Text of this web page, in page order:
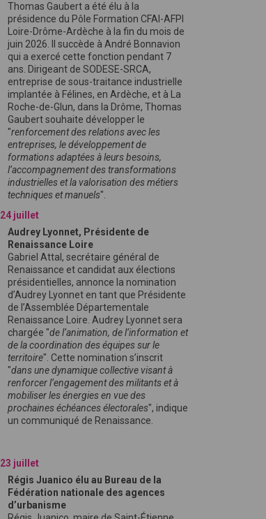
Thomas Gaubert a été élu à la
présidence du Pôle Formation CFAI-AFPI
Loire-Drôme-Ardèche à la fin du mois de
juin 2026. Il succède à André Bonnavion
qui a exercé cette fonction pendant 7
ans. Dirigeant de SODESE-SRCA,
entreprise de sous-traitance industrielle
implantée à Félines, en Ardèche, et à La
Roche-de-Glun, dans la Drôme, Thomas
Gaubert souhaite développer le
"renforcement des relations avec les
entreprises, le développement de
formations adaptées à leurs besoins,
l’accompagnement des transformations
industrielles et la valorisation des métiers
techniques et manuels".
24 juillet
Audrey Lyonnet, Présidente de
Renaissance Loire
Gabriel Attal, secrétaire général de
Renaissance et candidat aux élections
présidentielles, annonce la nomination
d’Audrey Lyonnet en tant que Présidente
de l’Assemblée Départementale
Renaissance Loire. Audrey Lyonnet sera
chargée "de l’animation, de l’information et
de la coordination des équipes sur le
territoire". Cette nomination s’inscrit
"dans une dynamique collective visant à
renforcer l’engagement des militants et à
mobiliser les énergies en vue des
prochaines échéances électorales", indique
un communiqué de Renaissance.
23 juillet
Régis Juanico élu au Bureau de la
Fédération nationale des agences
d’urbanisme